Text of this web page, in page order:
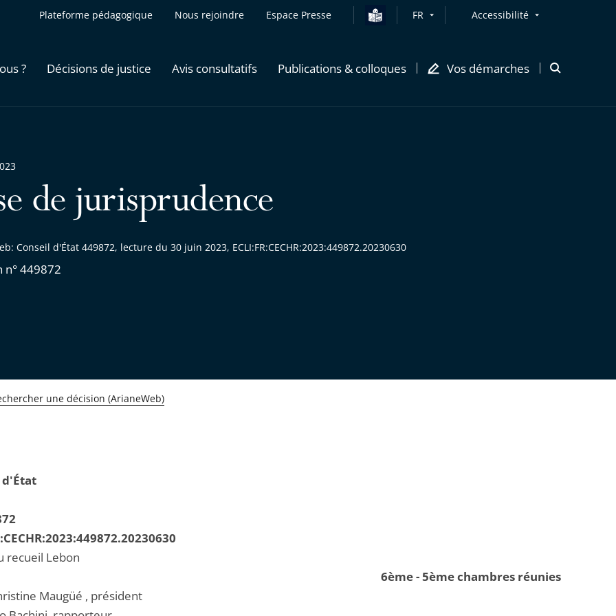
Plateforme pédagogique Nous rejoindre Espace Presse FR Accessibilité
? Décisions de justice Avis consultatifs Publications & colloques Vos démarches
Ouvrir
de jurisprudence
Conseil d'État 449872, lecture du 30 juin 2023, ECLI:FR:CECHR:2023:449872.20230630
n° 449872
une décision (ArianeWeb)
d'État
recueil Lebon
6ème - 5ème chambres réunies
Maugüé , président